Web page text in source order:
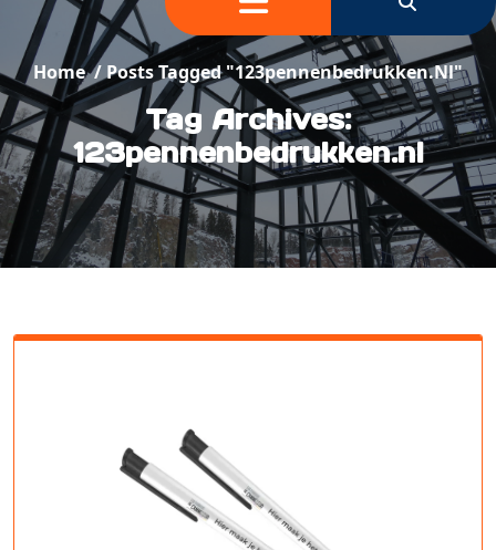
Home/Posts Tagged "123pennenbedrukken.nl"
Tag Archives:
123pennenbedrukken.nl